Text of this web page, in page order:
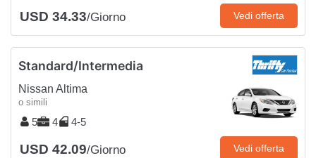
USD 34.33/Giorno Vedi offerta
Standard/Intermedia
Nissan Altima
o simili
5 4 4-5
USD 42.09/Giorno Vedi offerta